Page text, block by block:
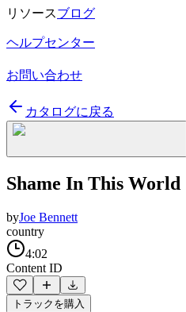
リソースブログ
ヘルプセンター
お問い合わせ
カタログに戻る
Shame In This World
byJoe Bennett
country
4:02
Content ID
トラックを購入